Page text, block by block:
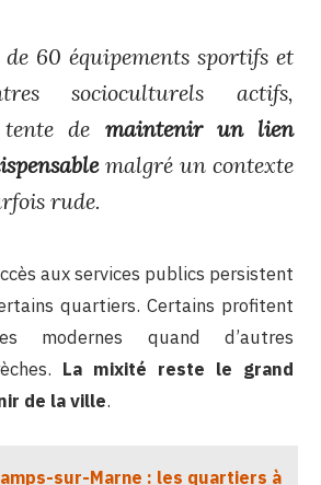
de 60 équipements sportifs et
socioculturels actifs,
de maintenir un lien
malgré un contexte
rude.
aux services publics persistent
quartiers. Certains profitent
modernes quand d’autres
La mixité reste le grand
de la ville.
sur-Marne : les quartiers à